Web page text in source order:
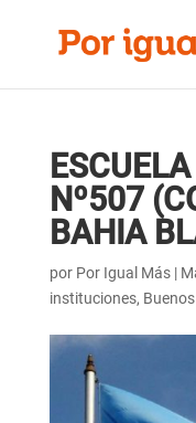
contenido
navegación
Nº507
BAHIA
por Por Igual Más|
instituciones,